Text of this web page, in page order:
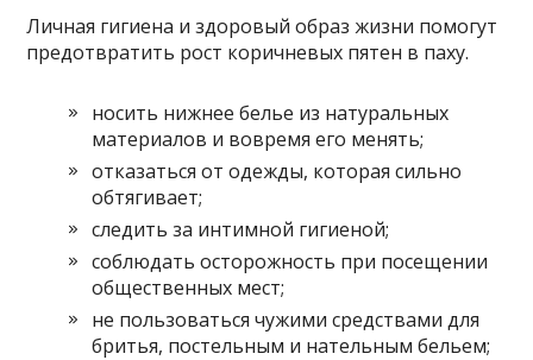
Личная гигиена и здоровый образ жизни помогут
предотвратить рост коричневых пятен в паху.
носить нижнее белье из натуральных
материалов и вовремя его менять;
отказаться от одежды, которая сильно
обтягивает;
следить за интимной гигиеной;
соблюдать осторожность при посещении
общественных мест;
не пользоваться чужими средствами для
бритья, постельным и нательным бельем;